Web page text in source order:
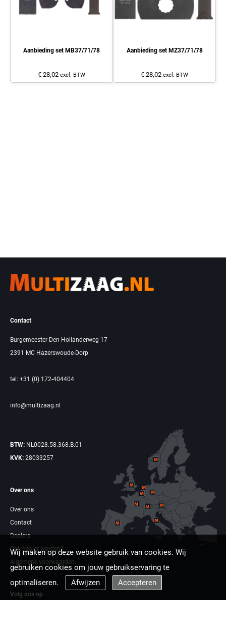
Aanbieding set MB37/71/78
€ 28,02 excl. BTW
Aanbieding set MZ37/71/78
€ 28,02 excl. BTW
Contact
Burgemeester Den Hollanderweg 17
2391 MC Hazerswoude-Dorp
tel: +31 (0) 172-404404
info@multizaag.nl
BTW: NL0028.58.368.B.01
KVK: 28033257
Over ons
Over ons
Contact
Dealers
Ook dealer worden?
Algemene voorwaarden
Volg ons op
Wij maken op deze website gebruik van cookies. Wij
gebruiken cookies om jouw gebruikservaring te
optimaliseren.
Afwijzen Accepteren